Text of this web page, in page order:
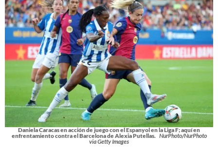
Daniela Caracas en acción de juego con el Espanyol en la Liga F; aquí en
enfrentamiento contra el Barcelona de Alexia Putellas. NurPhoto/NurPhoto
via Getty Images